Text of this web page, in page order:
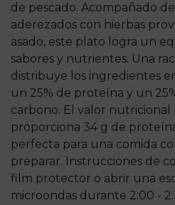
de pescado. Acompañado
aderezados con hierbas
asado, este plato logra un
sabores y nutrientes. Una
distribuye los ingredientes
un 25% de proteína y un
carbono. El valor nutricional
proporciona 34 g de
perfecta para una comida
preparar. Instrucciones de
film protector o abrir una
microondas durante 2:00 -